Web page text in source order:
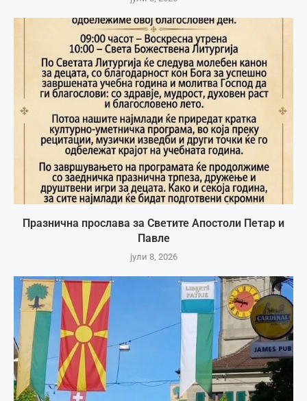
Празнична прослава за Светите Апостоли Петар и
Павле
јули 8, 2026